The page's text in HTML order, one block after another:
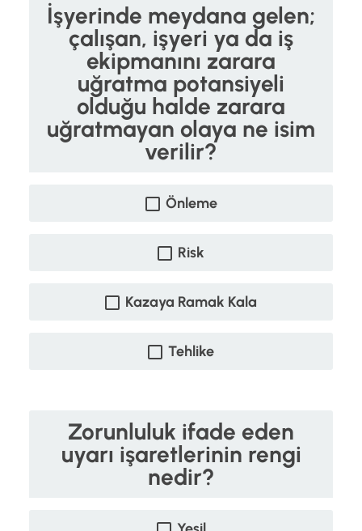
İşyerinde meydana gelen;
çalışan, işyeri ya da iş
ekipmanını zarara
uğratma potansiyeli
olduğu halde zarara
uğratmayan olaya ne isim
verilir?
Önleme
Risk
Kazaya Ramak Kala
Tehlike
Zorunluluk ifade eden
uyarı işaretlerinin rengi
nedir?